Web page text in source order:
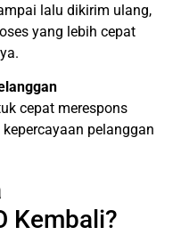
lalu dikirim ulang,
yang lebih cepat
cepat merespons
pelanggan
Kembali?